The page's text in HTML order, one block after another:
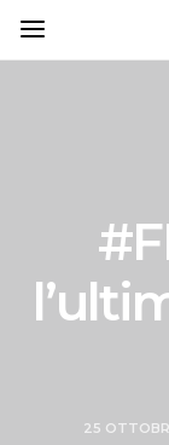
25